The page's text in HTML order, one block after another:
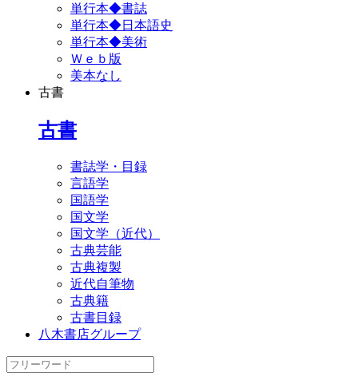
単行本◆書誌
単行本◆日本語史
単行本◆美術
Ｗｅｂ版
美本なし
古書
古書
書誌学・目録
言語学
国語学
国文学
国文学（近代）
古典芸能
古典複製
近代自筆物
古典籍
古書目録
八木書店グループ